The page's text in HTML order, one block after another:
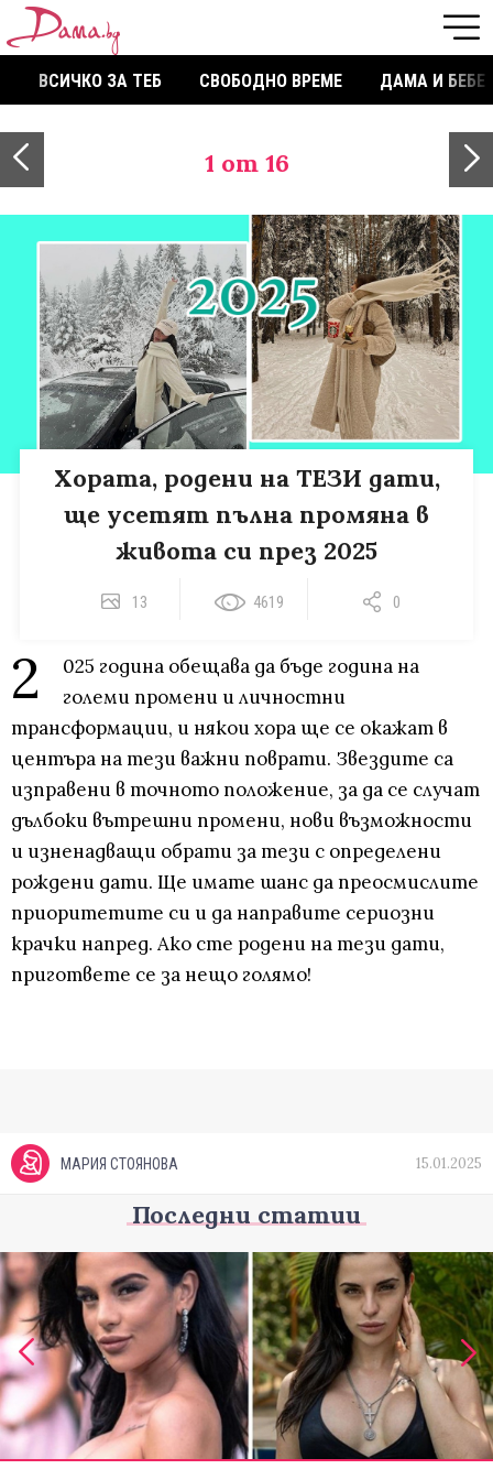
ВСИЧКО ЗА ТЕБ СВОБОДНО ВРЕМЕ ДАМА И БЕБЕ
1 от 16
Хората, родени на ТЕЗИ дати,
ще усетят пълна промяна в
живота си през 2025
13 4619 0
2
025 година обещава да бъде година на
големи промени и личностни
трансформации, и някои хора ще се окажат в
центъра на тези важни поврати. Звездите са
изправени в точното положение, за да се случат
дълбоки вътрешни промени, нови възможности
и изненадващи обрати за тези с определени
рождени дати. Ще имате шанс да преосмислите
приоритетите си и да направите сериозни
крачки напред. Ако сте родени на тези дати,
пригответе се за нещо голямо!
МАРИЯ СТОЯНОВА 15.01.2025
Последни статии